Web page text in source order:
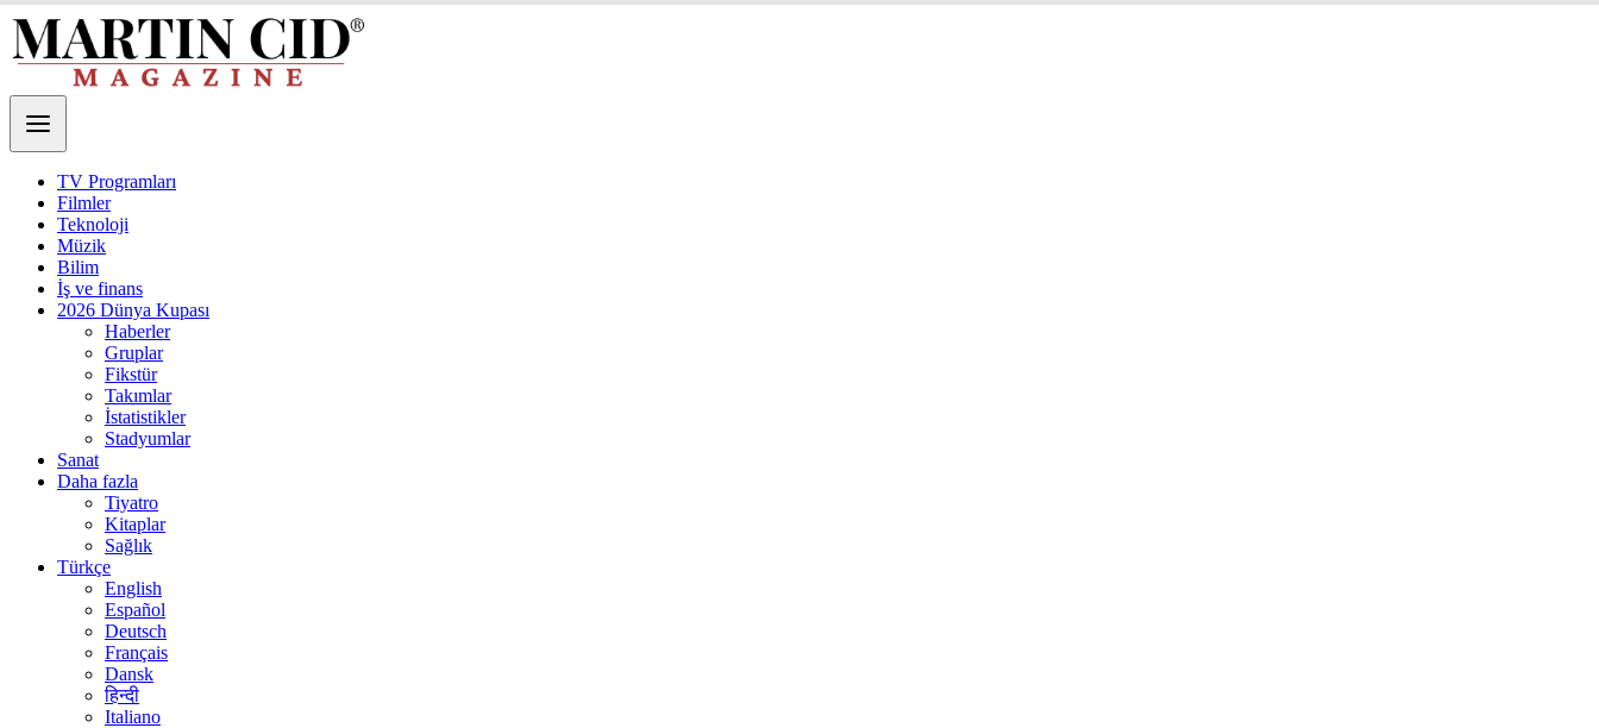
TV Programları
Filmler
Teknoloji
Müzik
Bilim
İş ve finans
2026 Dünya Kupası
Haberler
Gruplar
Fikstür
Takımlar
İstatistikler
Stadyumlar
Sanat
Daha fazla
Tiyatro
Kitaplar
Sağlık
Türkçe
English
Español
Deutsch
Français
Dansk
हिन्दी
Italiano